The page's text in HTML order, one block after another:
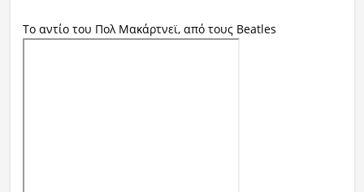
Το αντίο του Πολ Μακάρτνεϊ, από τους Beatles